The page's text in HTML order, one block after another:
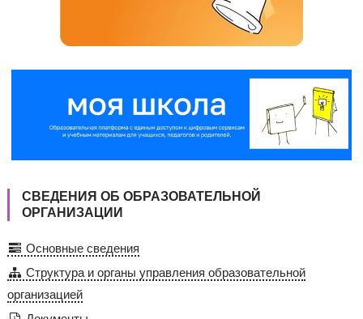
СВЕДЕНИЯ ОБ ОБРАЗОВАТЕЛЬНОЙ
ОРГАНИЗАЦИИ
Основные сведения
Структура и органы управления образовательной
организацией